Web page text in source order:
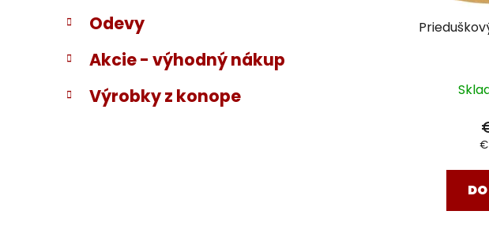
Odevy
Akcie - výhodný nákup
Výrobky z konope